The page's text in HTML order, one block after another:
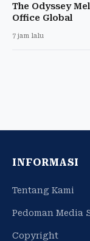
The Odyssey
Office Global
7 jam lalu
INFORMASI
Tentang Kami
Pedoman Media
Copyright